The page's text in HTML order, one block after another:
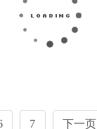
7 下一页